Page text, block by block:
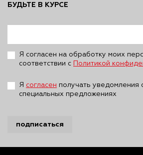
БУДЬТЕ В КУРСЕ
Я согласен на обработку моих
соответствии с
Политикой
Я согласен получать уведомления
специальных предложениях
подписаться